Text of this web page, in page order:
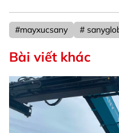
#mayxucsany #
Bài viết khác